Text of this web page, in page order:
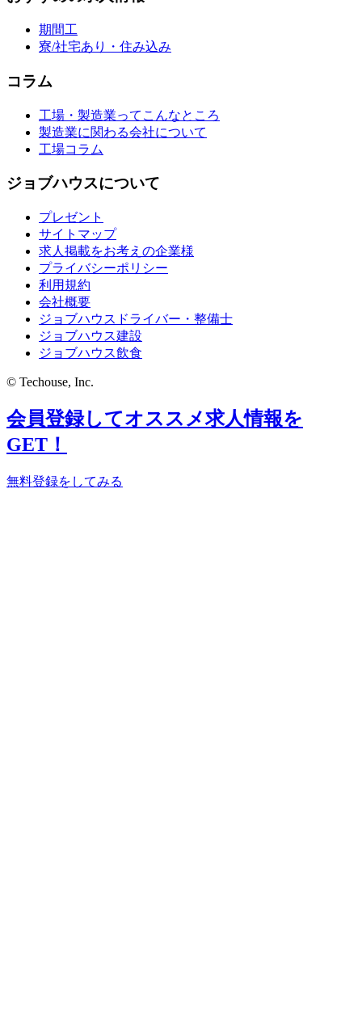
期間工
寮/社宅あり・住み込み
コラム
工場・製造業ってこんなところ
製造業に関わる会社について
工場コラム
ジョブハウスについて
プレゼント
サイトマップ
求人掲載をお考えの企業様
プライバシーポリシー
利用規約
会社概要
ジョブハウスドライバー・整備士
ジョブハウス建設
ジョブハウス飲食
© Techouse, Inc.
会員登録してオススメ求人情報を
GET！
無料登録をしてみる